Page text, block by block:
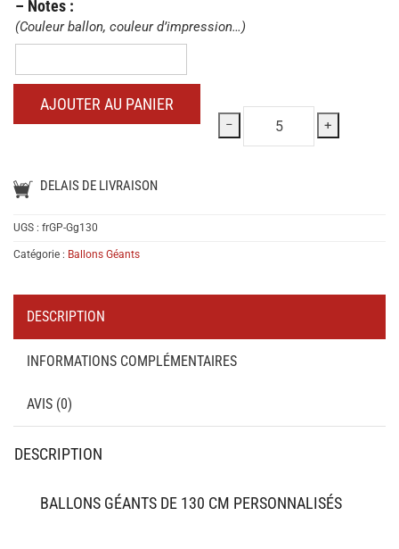
que
vous
voulez
imprimer
– Notes :
(Couleur ballon, couleur d’impression…)
Notes
− +
AJOUTER AU PANIER
DELAIS DE LIVRAISON
UGS : frGP-Gg130
Catégorie : Ballons Géants
DESCRIPTION
INFORMATIONS COMPLÉMENTAIRES
AVIS (0)
DESCRIPTION
BALLONS GÉANTS DE 130 CM PERSONNALISÉS